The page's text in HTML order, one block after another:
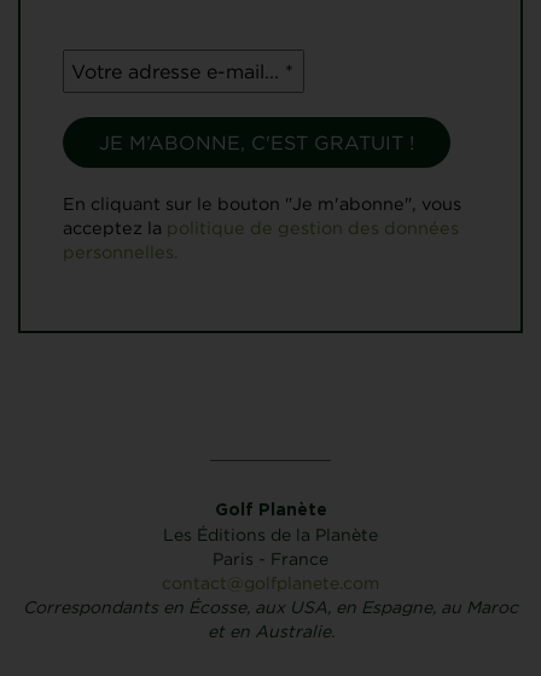
En cliquant sur le bouton "Je m'abonne", vous
acceptez la politique de gestion des données
personnelles.
Golf Planète
Les Éditions de la Planète
Paris - France
contact@golfplanete.com
Correspondants en Écosse, aux USA, en Espagne, au Maroc
et en Australie.